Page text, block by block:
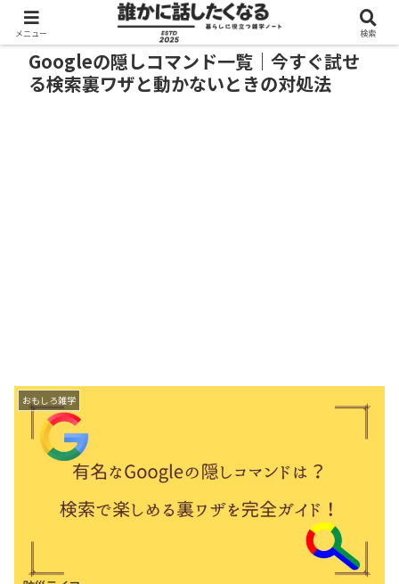
Googleの隠しコマンド一覧｜今すぐ試せ
る検索裏ワザと動かないときの対処法
おもしろ雑学
メニュー 検索